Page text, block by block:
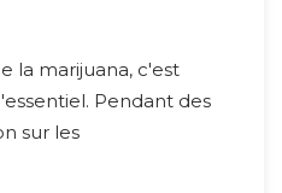
la marijuana, c'est
Pendant des
sur les